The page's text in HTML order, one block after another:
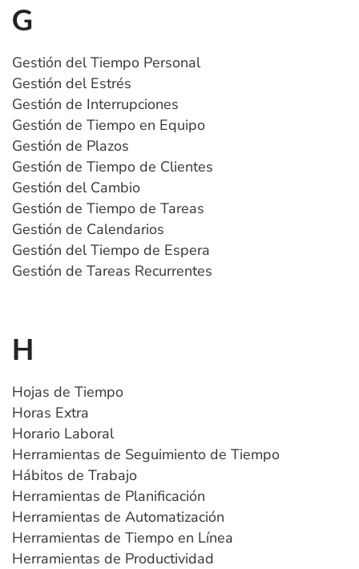
G
Gestión del Tiempo Personal
Gestión del Estrés
Gestión de Interrupciones
Gestión de Tiempo en Equipo
Gestión de Plazos
Gestión de Tiempo de Clientes
Gestión del Cambio
Gestión de Tiempo de Tareas
Gestión de Calendarios
Gestión del Tiempo de Espera
Gestión de Tareas Recurrentes
H
Hojas de Tiempo
Horas Extra
Horario Laboral
Herramientas de Seguimiento de Tiempo
Hábitos de Trabajo
Herramientas de Planificación
Herramientas de Automatización
Herramientas de Tiempo en Línea
Herramientas de Productividad